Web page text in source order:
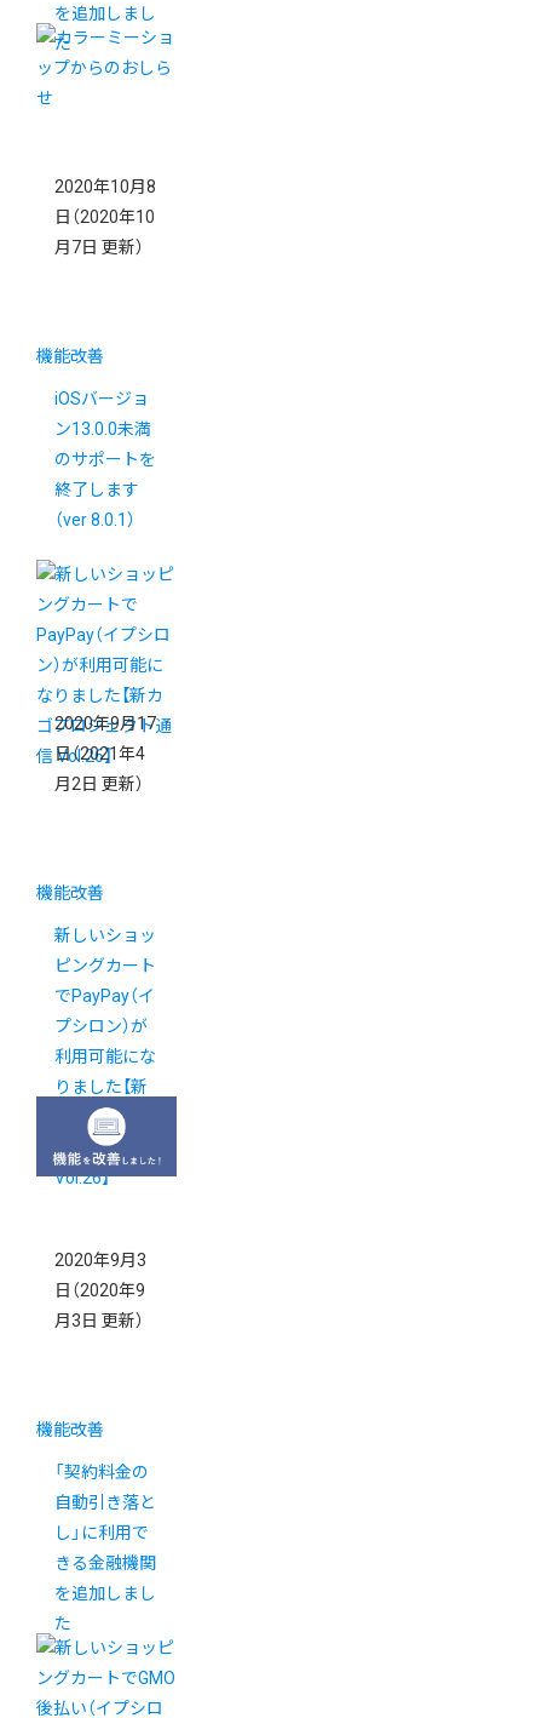
を追加しまし
た
2020年10月8
日 （2020年10
月7日 更新）
機能改善
iOSバージョ
ン13.0.0未満
のサポートを
終了します
（ver 8.0.1）
2020年9月17
日（2021年4
月2日 更新）
機能改善
新しいショッ
ピングカート
でPayPay（イ
プシロン）が
利用可能にな
りました【新
カゴプロジェ
クト通信
Vol.26】
2020年9月3
日 （2020年9
月3日 更新）
機能改善
「契約料金の
自動引き落と
し」に利用で
きる金融機関
を追加しまし
た